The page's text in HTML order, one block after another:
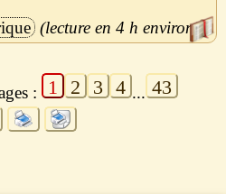
4 h
: 1 2 3 4 ... 43